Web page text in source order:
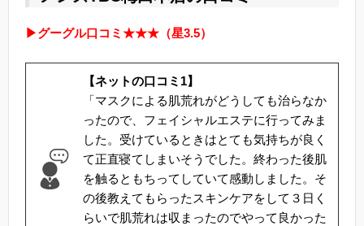
▶グーグル口コミ★★★（星3.5）
【ネットの口コミ1】
「マスクによる肌荒れがどうしても治らなか
ったので、フェイシャルエステに行ってみま
した。受けているときはとても気持ちが良く
て正直寝てしまいそうでした。終わった後肌
を触るともちってしていて感動しました。そ
の後教えてもらったスキンケアをして３日く
らいで肌荒れは収まったのでやって良かった